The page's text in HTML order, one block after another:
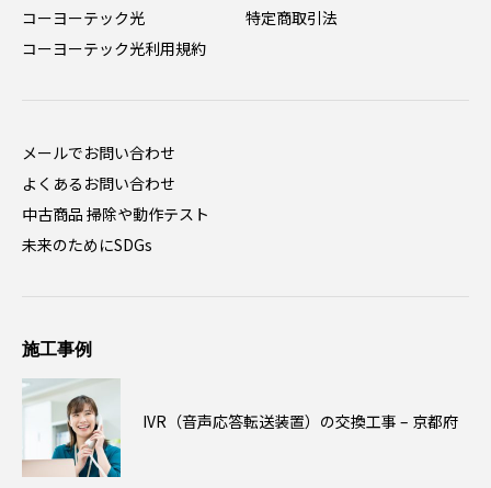
コーヨーテック光
コーヨーテック光利用規約
特定商取引法
メールでお問い合わせ
よくあるお問い合わせ
中古商品 掃除や動作テスト
未来のためにSDGs
施工事例
IVR（音声応答転送装置）の交換工事 – 京都府